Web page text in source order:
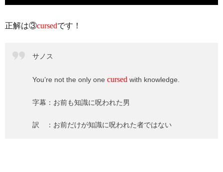
正解は③cursedです！
サノス
You’re not the only one cursed with knowledge.
字幕：お前も知識に呪われた男
訳 ：お前だけが知識に呪われた者ではない